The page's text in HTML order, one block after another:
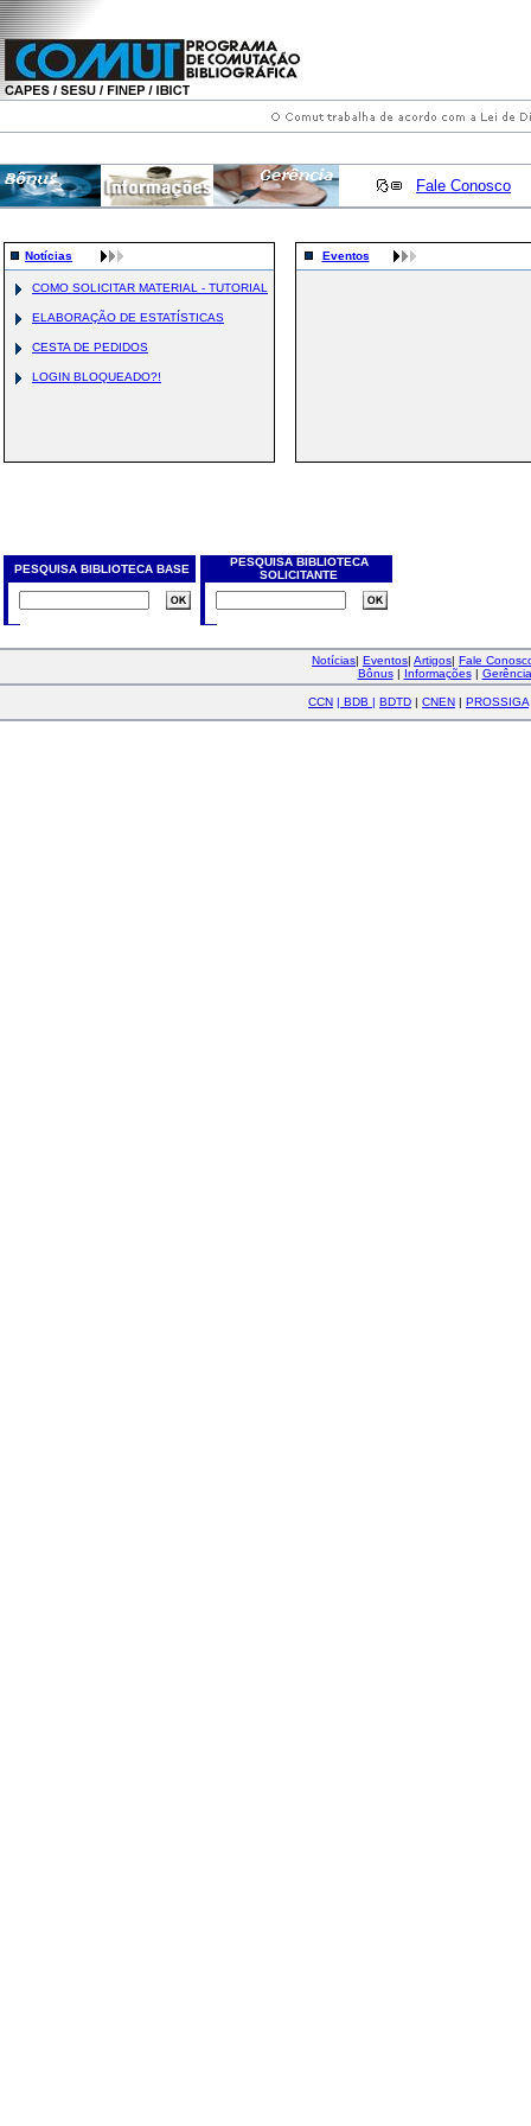
Fale Conosco
Notícias
COMO SOLICITAR MATERIAL - TUTORIAL
ELABORAÇÃO DE ESTATÍSTICAS
CESTA DE PEDIDOS
LOGIN BLOQUEADO?!
Eventos
PESQUISA BIBLIOTECA BASE
PESQUISA BIBLIOTECA
SOLICITANTE
Notícias| Eventos| Artigos| Fale
Bônus| Informações| Gerência
CCN | BDB | BDTD | CNEN | PROSSIGA